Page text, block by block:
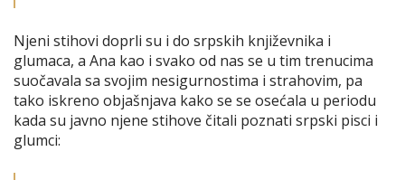
Njeni stihovi doprli su i do srpskih književnika i
glumaca, a Ana kao i svako od nas se u tim trenucima
suočavala sa svojim nesigurnostima i strahovim, pa
tako iskreno objašnjava kako se se osećala u periodu
kada su javno njene stihove čitali poznati srpski pisci i
glumci: